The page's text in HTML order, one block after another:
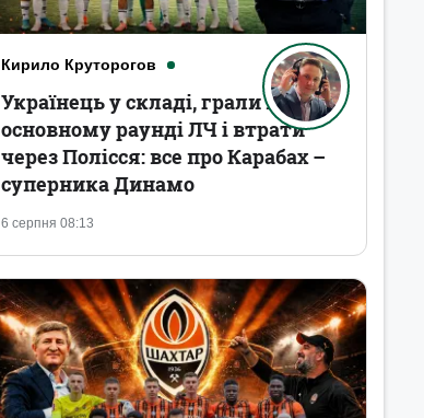
Кирило Круторогов
6 серпня 08:13
Українець у складі, грали в
основному раунді ЛЧ і втрати
через Полісся: все про Карабах –
суперника Динамо